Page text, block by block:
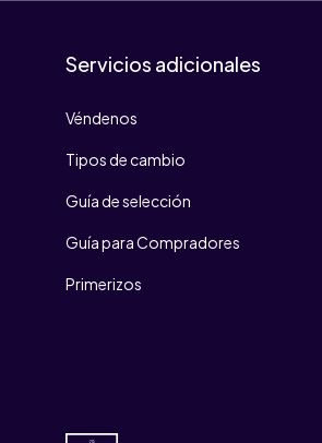
Servicios adicionales
Véndenos
Tipos de cambio
Guía de selección
Guía para Compradores
Primerizos